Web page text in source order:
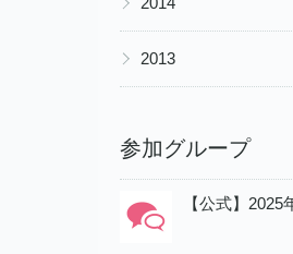
▶ 2013
参加グループ
【公式】